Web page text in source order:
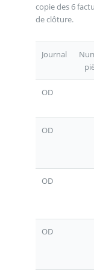
copie des 6
de clôture.
Journal
OD
OD
OD
OD